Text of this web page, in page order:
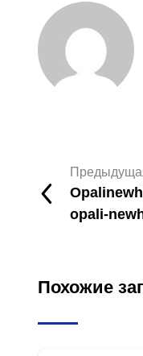
opali-
Похожие